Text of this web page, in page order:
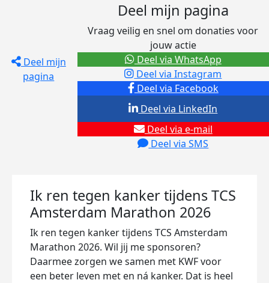
Deel mijn
pagina
Deel mijn pagina
Vraag veilig en snel om donaties voor
jouw actie
Deel via Facebook
Deel via Instagram
Deel via e-mail
Deel via SMS
Deel via LinkedIn
Deel via WhatsApp
Ik ren tegen kanker tijdens TCS
Amsterdam Marathon 2026
Ik ren tegen kanker tijdens TCS Amsterdam
Marathon 2026. Wil jij me sponsoren?
Daarmee zorgen we samen met KWF voor
een beter leven met en ná kanker. Dat is heel